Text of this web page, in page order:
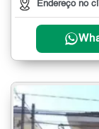
Endereço no